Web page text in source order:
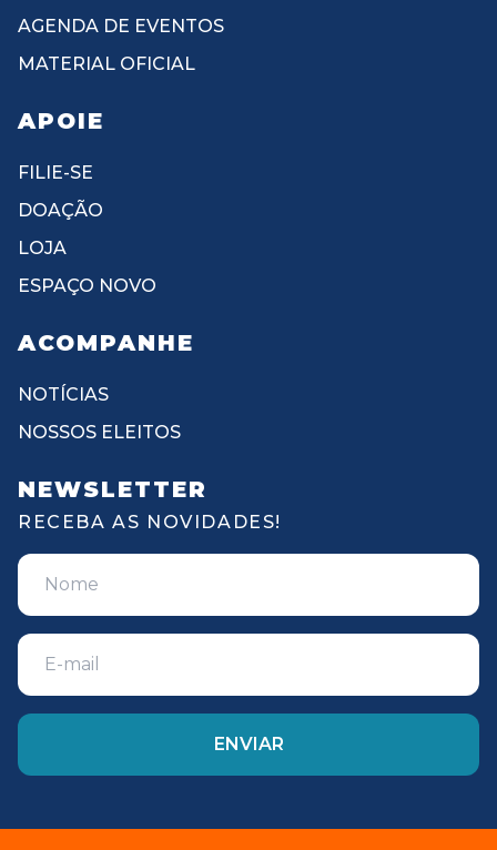
AGENDA DE EVENTOS
MATERIAL OFICIAL
APOIE
FILIE-SE
DOAÇÃO
LOJA
ESPAÇO NOVO
ACOMPANHE
NOTÍCIAS
NOSSOS ELEITOS
NEWSLETTER
RECEBA AS NOVIDADES!